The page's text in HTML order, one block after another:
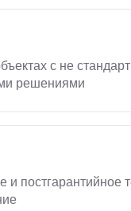
с не
решениями
и постгарантийное